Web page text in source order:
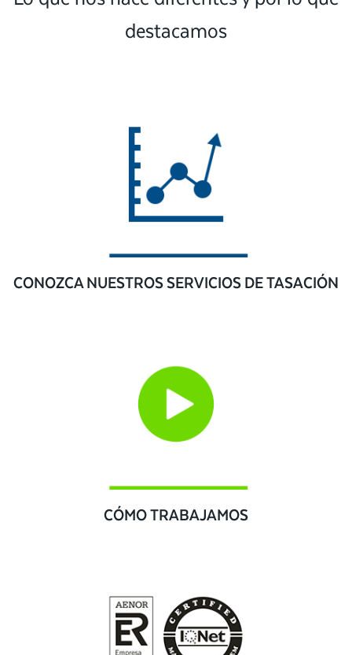
destacamos
CONOZCA NUESTROS SERVICIOS DE TASACIÓN
CÓMO TRABAJAMOS